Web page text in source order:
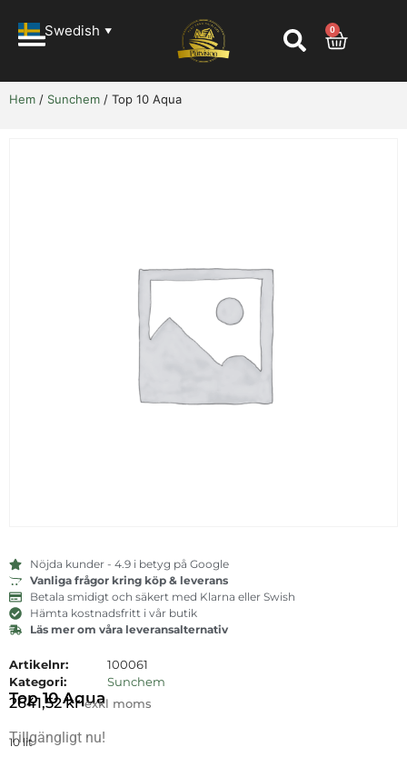
Swedish ▼ 0
Hem / Sunchem / Top 10 Aqua
Nöjda kunder - 4.9 i betyg på Google
Vanliga frågor kring köp & leverans
Betala smidigt och säkert med Klarna eller Swish
Hämta kostnadsfritt i vår butik
Läs mer om våra leveransalternativ
Artikelnr:
100061
Kategori:
Sunchem
Top 10 Aqua
2641,52kr exkl moms
Tillgängligt nu!
10 lit